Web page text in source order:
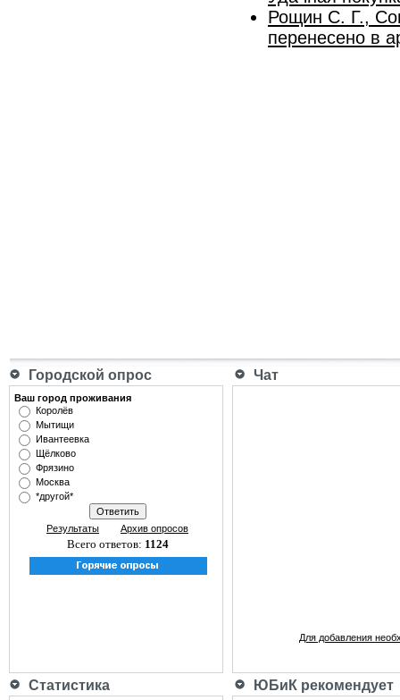
Рощин С. Г.,
перенесено в
Городской опрос Чат
Ваш город проживания
Королёв
Мытищи
Ивантеевка
Щёлково
Фрязино
Москва
*другой*
Результаты Архив опросов
Всего ответов: 1124
Для добавления
Статистика ЮБиК рекомендует